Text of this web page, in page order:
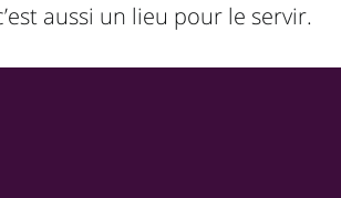
aussi un lieu pour le servir.